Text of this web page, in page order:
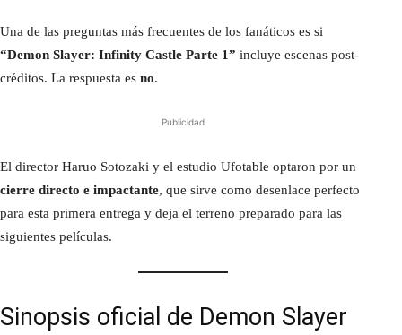
Una de las preguntas más frecuentes de los fanáticos es si
“Demon Slayer: Infinity Castle Parte 1” incluye escenas post-
créditos. La respuesta es no.
Publicidad
El director Haruo Sotozaki y el estudio Ufotable optaron por un
cierre directo e impactante, que sirve como desenlace perfecto
para esta primera entrega y deja el terreno preparado para las
siguientes películas.
Sinopsis oficial de Demon Slayer